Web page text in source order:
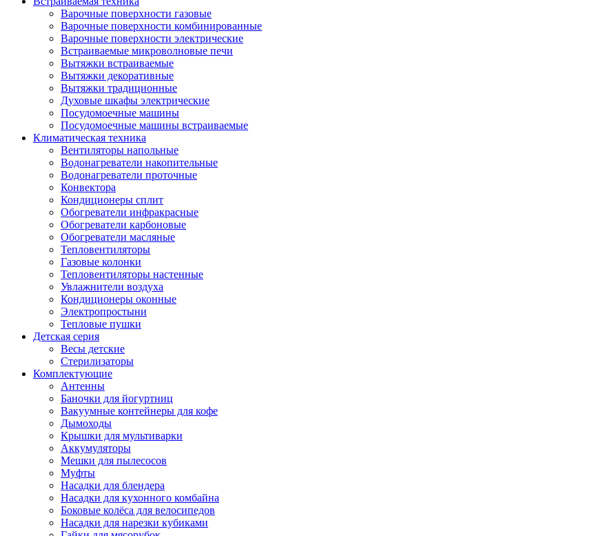
Варочные поверхности газовые
Варочные поверхности комбинированные
Варочные поверхности электрические
Встраиваемые микроволновые печи
Вытяжки встраиваемые
Вытяжки декоративные
Вытяжки традиционные
Духовые шкафы электрические
Посудомоечные машины
Посудомоечные машины встраиваемые
Климатическая техника
Вентиляторы напольные
Водонагреватели накопительные
Водонагреватели проточные
Конвектора
Кондиционеры сплит
Обогреватели инфракрасные
Обогреватели карбоновые
Обогреватели масляные
Тепловентиляторы
Газовые колонки
Тепловентиляторы настенные
Увлажнители воздуха
Кондиционеры оконные
Электропростыни
Тепловые пушки
Детская серия
Весы детские
Стерилизаторы
Комплектующие
Антенны
Баночки для йогуртниц
Вакуумные контейнеры для кофе
Дымоходы
Крышки для мультиварки
Аккумуляторы
Мешки для пылесосов
Муфты
Насадки для блендера
Насадки для кухонного комбайна
Боковые колёса для велосипедов
Насадки для нарезки кубиками